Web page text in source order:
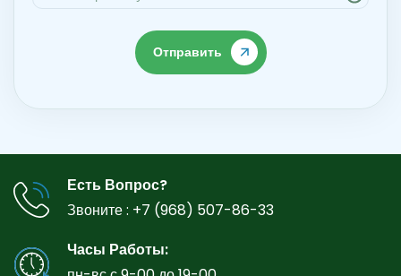
Отправить
Есть Вопрос?
Звоните : +7 (968) 507-86-33
Часы Работы: